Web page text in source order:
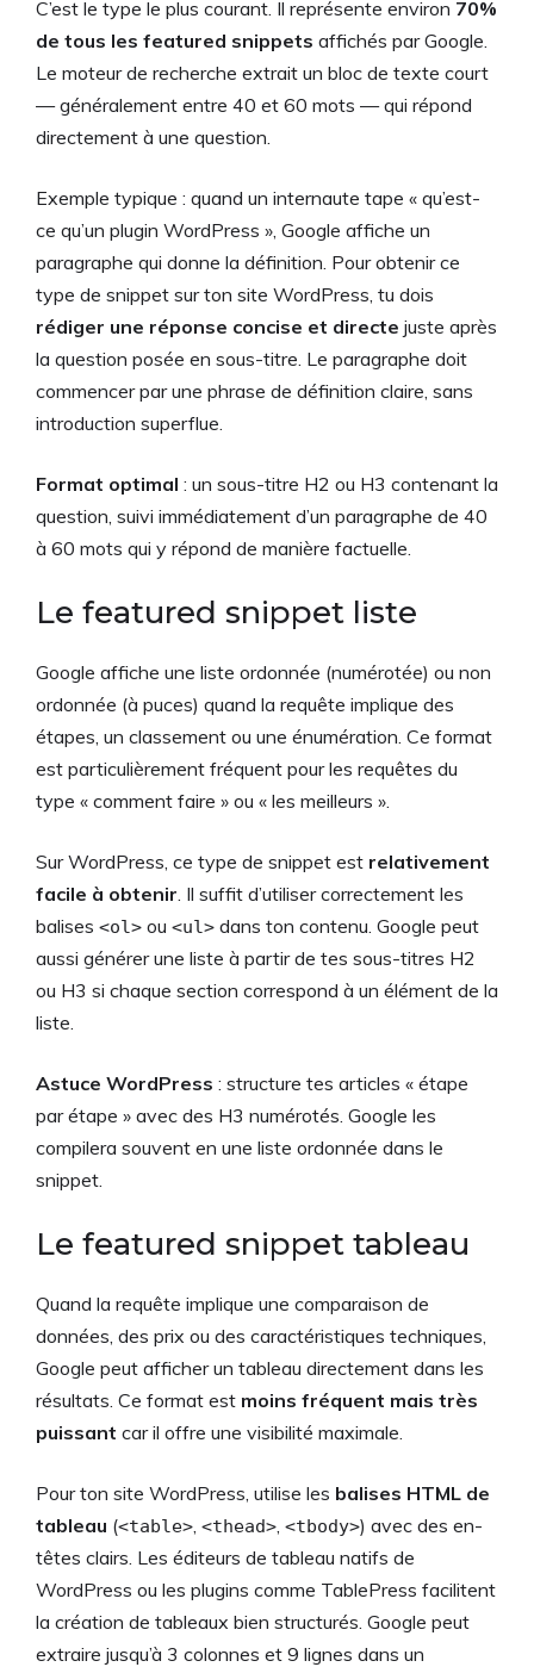
C’est le type le plus courant. Il représente environ 70%
de tous les featured snippets affichés par Google.
Le moteur de recherche extrait un bloc de texte court
— généralement entre 40 et 60 mots — qui répond
directement à une question.
Exemple typique : quand un internaute tape « qu’est-
ce qu’un plugin WordPress », Google affiche un
paragraphe qui donne la définition. Pour obtenir ce
type de snippet sur ton site WordPress, tu dois
rédiger une réponse concise et directe juste après
la question posée en sous-titre. Le paragraphe doit
commencer par une phrase de définition claire, sans
introduction superflue.
Format optimal : un sous-titre H2 ou H3 contenant la
question, suivi immédiatement d’un paragraphe de 40
à 60 mots qui y répond de manière factuelle.
Le featured snippet liste
Google affiche une liste ordonnée (numérotée) ou non
ordonnée (à puces) quand la requête implique des
étapes, un classement ou une énumération. Ce format
est particulièrement fréquent pour les requêtes du
type « comment faire » ou « les meilleurs ».
Sur WordPress, ce type de snippet est relativement
facile à obtenir . Il suffit d’utiliser correctement les
balises <ol> ou <ul> dans ton contenu. Google peut
aussi générer une liste à partir de tes sous-titres H2
ou H3 si chaque section correspond à un élément de la
liste.
Astuce WordPress : structure tes articles « étape
par étape » avec des H3 numérotés. Google les
compilera souvent en une liste ordonnée dans le
snippet.
Le featured snippet tableau
Quand la requête implique une comparaison de
données, des prix ou des caractéristiques techniques,
Google peut afficher un tableau directement dans les
résultats. Ce format est moins fréquent mais très
puissant car il offre une visibilité maximale.
Pour ton site WordPress, utilise les balises HTML de
tableau (<table> <thead> <tbody>) avec des en-
têtes clairs. Les éditeurs de tableau natifs de
WordPress ou les plugins comme TablePress facilitent
la création de tableaux bien structurés. Google peut
extraire jusqu’à 3 colonnes et 9 lignes dans un